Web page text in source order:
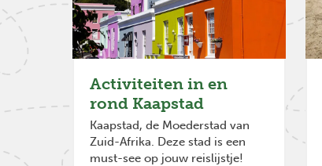
Activiteiten in en
rond Kaapstad
Kaapstad, de Moederstad van
Zuid-Afrika. Deze stad is een
must-see op jouw reislijstje!